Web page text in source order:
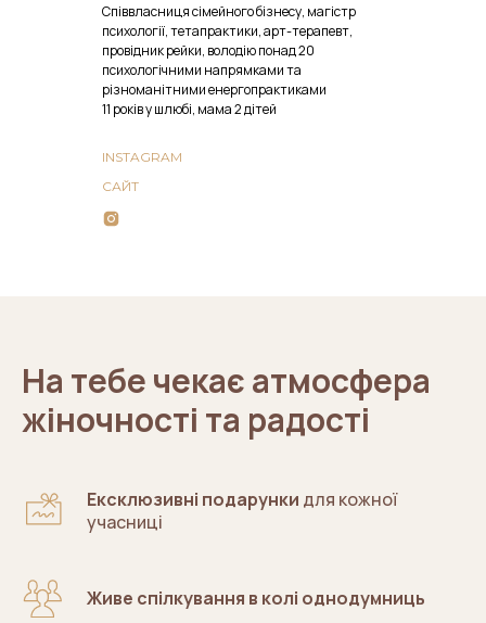
Співвласниця сімейного бізнесу, магістр
психології, тетапрактики, арт-терапевт,
провідник рейки, володію понад 20
психологічними напрямками та
різноманітними енергопрактиками
11 років у шлюбі, мама 2 дітей
INSTAGRAM
САЙТ
На тебе чекає атмосфера
жіночності та радості
Ексклюзивні подарунки для кожної
учасниці
Живе спілкування в колі однодумниць